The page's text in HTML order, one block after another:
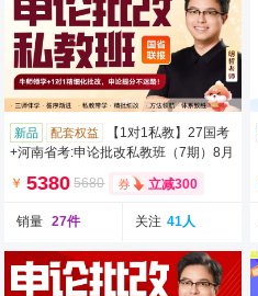
新品 配套权益
【1对1私教】27国考
+河南省考:申论批改私教班（7期）8月
￥ 5380 5680 立减300
销量 27件 关注 41人